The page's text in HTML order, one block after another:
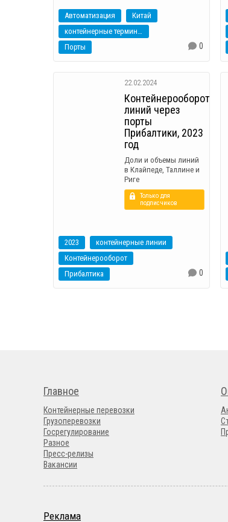
Автоматизация
Китай
контейнерные терминалы
Порты
0
22.02.2024
Контейнерооборот
линий через
порты
Прибалтики, 2023
год
Доли и объемы линий
в Клайпеде, Таллине и
Риге
Только для
подписчиков
2023
контейнерные линии
Контейнерооборот
Прибалтика
0
Главное
Контейнерные перевозки
Грузоперевозки
Госрегулирование
Разное
Пресс-релизы
Вакансии
Реклама